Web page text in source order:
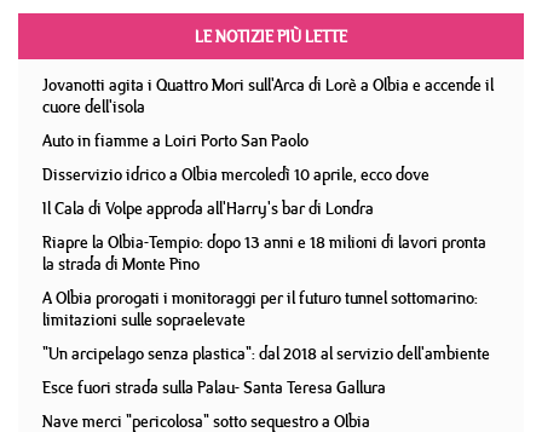
LE NOTIZIE PIÙ LETTE
Jovanotti agita i Quattro Mori sull'Arca di Lorè a Olbia e accende il
cuore dell'isola
Auto in fiamme a Loiri Porto San Paolo
Disservizio idrico a Olbia mercoledì 10 aprile, ecco dove
Il Cala di Volpe approda all'Harry's bar di Londra
Riapre la Olbia-Tempio: dopo 13 anni e 18 milioni di lavori pronta
la strada di Monte Pino
A Olbia prorogati i monitoraggi per il futuro tunnel sottomarino:
limitazioni sulle sopraelevate
"Un arcipelago senza plastica": dal 2018 al servizio dell'ambiente
Esce fuori strada sulla Palau- Santa Teresa Gallura
Nave merci "pericolosa" sotto sequestro a Olbia